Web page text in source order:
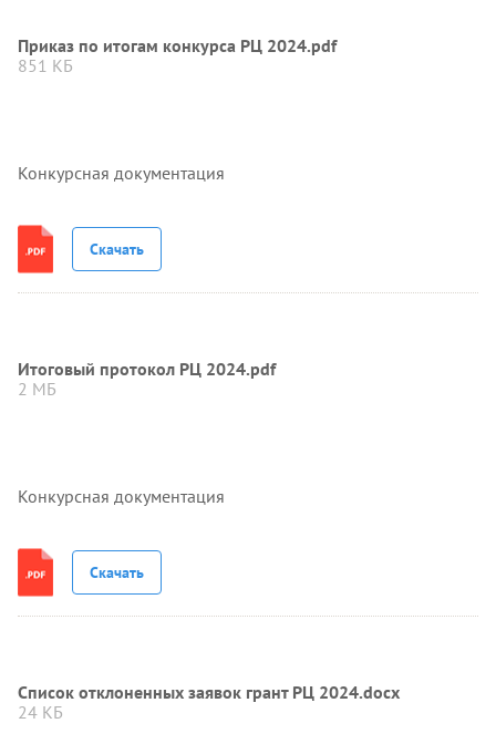
Приказ по итогам конкурса РЦ 2024.pdf
851 КБ
Конкурсная документация
Скачать
Итоговый протокол РЦ 2024.pdf
2 МБ
Конкурсная документация
Скачать
Список отклоненных заявок грант РЦ 2024.docx
24 КБ